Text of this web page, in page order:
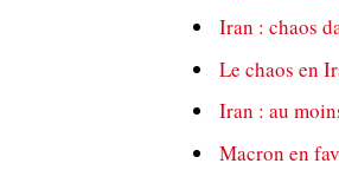
Iran : chaos
Le chaos en
Iran : au
Macron en